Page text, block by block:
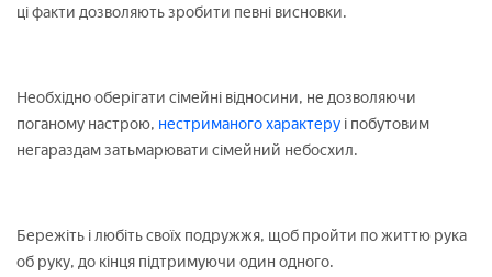
ці факти дозволяють зробити певні висновки.
Необхідно оберігати сімейні відносини, не дозволяючи
поганому настрою, нестриманого характеру і побутовим
негараздам затьмарювати сімейний небосхил.
Бережіть і любіть своїх подружжя, щоб пройти по життю рука
об руку, до кінця підтримуючи один одного.